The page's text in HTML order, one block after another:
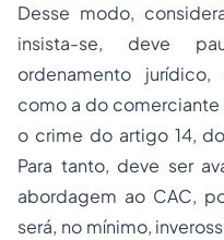
Desse modo,
insista-se, deve
ordenamento
como a do comerciante
o crime do artigo 14,
Para tanto, deve ser
abordagem ao CAC,
será, no mínimo,